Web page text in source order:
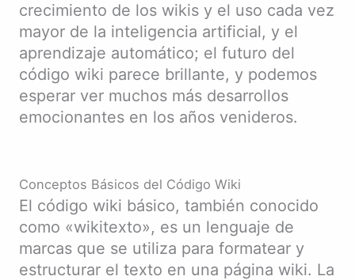
crecimiento de los wikis y el uso cada vez
mayor de la inteligencia artificial, y el
aprendizaje automático; el futuro del
código wiki parece brillante, y podemos
esperar ver muchos más desarrollos
emocionantes en los años venideros.
Conceptos Básicos del Código Wiki
El código wiki básico, también conocido
como «wikitexto», es un lenguaje de
marcas que se utiliza para formatear y
estructurar el texto en una página wiki. La